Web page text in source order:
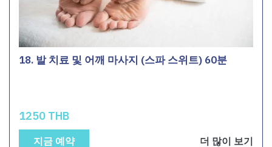
18. 발 치료 및 어깨 마사지 (스파 스위트) 60분
1250 THB
지금 예약 더 많이 보기